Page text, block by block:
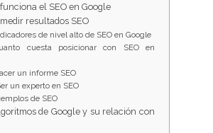
el SEO en Google
resultados SEO
de nivel alto de SEO en Google
cuesta posicionar con SEO en
un informe SEO
un experto en SEO
de SEO
de Google y su relación con